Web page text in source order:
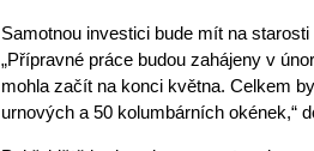
Samotnou investici bude mít na
„Přípravné práce budou zahájeny v
mohla začít na konci května. Celkem
urnových a 50 kolumbárních okének,“